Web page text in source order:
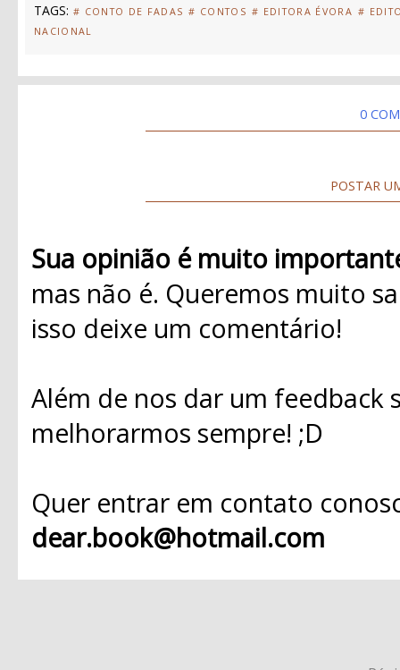
TAGS: # CONTO DE FADAS # CONTOS # EDITORA ÉVORA #
NACIONAL
0
POSTAR
Sua opinião é muito
mas não é. Queremos muito
isso deixe um comentário!
Além de nos dar um
melhorarmos sempre! ;D
Quer entrar em contato
dear.book@hotmail.com